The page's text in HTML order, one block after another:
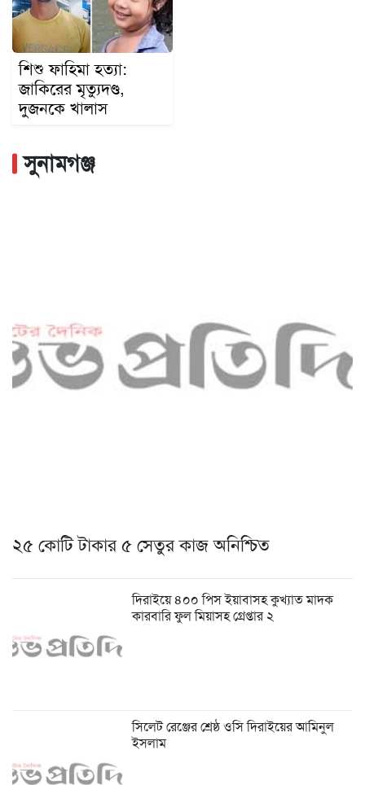
শিশু ফাহিমা হত্যা:
জাকিরের মৃত্যুদণ্ড,
দুজনকে খালাস
সুনামগঞ্জ
২৫ কোটি টাকার ৫ সেতুর কাজ অনিশ্চিত
দিরাইয়ে ৪০০ পিস ইয়াবাসহ কুখ্যাত মাদক
কারবারি ফুল মিয়াসহ গ্রেপ্তার ২
সিলেট রেঞ্জের শ্রেষ্ঠ ওসি দিরাইয়ের আমিনুল
ইসলাম